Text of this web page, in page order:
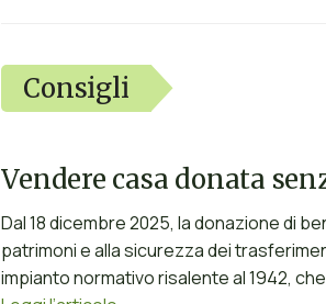
Consigli
Vendere casa donata
Dal 18 dicembre 2025, la donazione di
patrimoni e alla sicurezza dei
impianto normativo risalente al 1942,